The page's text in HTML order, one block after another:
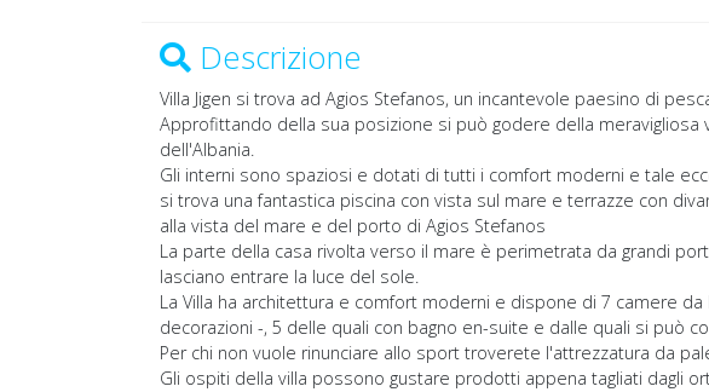
Descrizione
Villa Jigen si trova ad Agios Stefanos, un incantevole paesino di
Approfittando della sua posizione si può godere della
dell'Albania.
Gli interni sono spaziosi e dotati di tutti i comfort moderni e tale
si trova una fantastica piscina con vista sul mare e terrazze con
alla vista del mare e del porto di Agios Stefanos
La parte della casa rivolta verso il mare è perimetrata da grandi
lasciano entrare la luce del sole.
La Villa ha architettura e comfort moderni e dispone di 7 camere
decorazioni -, 5 delle quali con bagno en-suite e dalle quali si può
Per chi non vuole rinunciare allo sport troverete l'attrezzatura da
Gli ospiti della villa possono gustare prodotti appena tagliati dagli